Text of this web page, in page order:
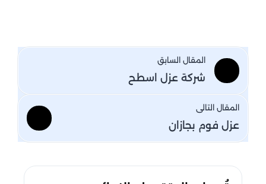
المغلق يتميز بكفاءة أعلى ومقاومة عالية للماء.
المقال السابق
شركة عزل اسطح
المقال التالى
عزل فوم بجازان